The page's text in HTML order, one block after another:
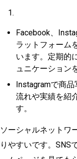
Facebook、
ラットフォーム
います。定期的
ュニケーション
Instagramで商
流れや実績を紹
す。
ソーシャルネットワ
りやすいです。SNS